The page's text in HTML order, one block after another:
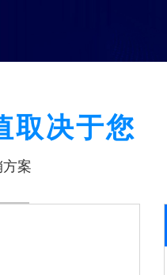
取决于您
案